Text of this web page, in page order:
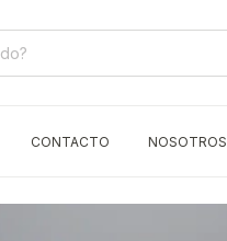
CONTACTO NOSOTROS